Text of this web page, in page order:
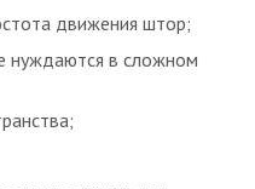
движения штор;
нуждаются в сложном